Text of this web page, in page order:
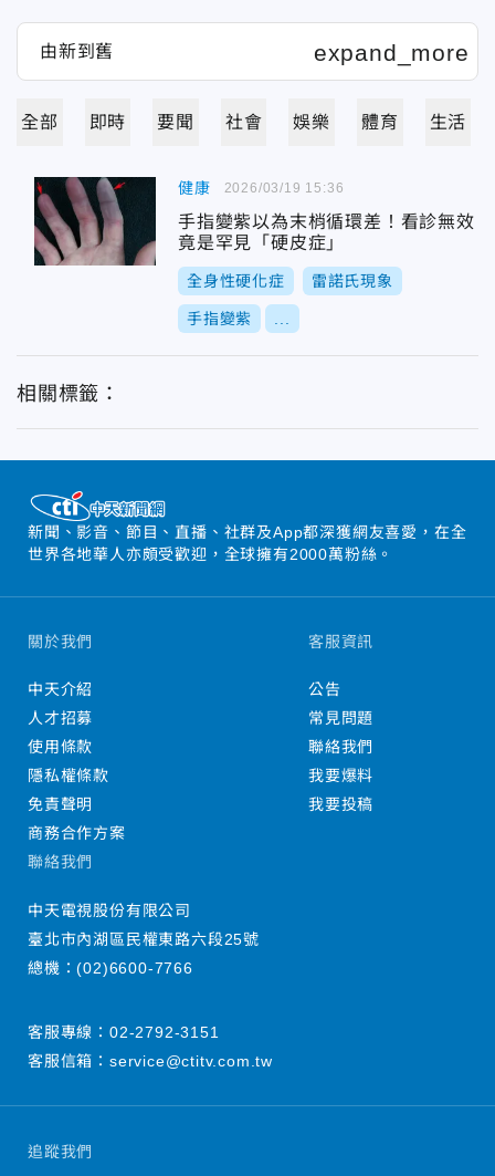
全部 即時 要聞 社會 娛樂 體育 生活
健康
手指變紫以為末梢循環差！看診無效
竟是罕見「硬皮症」
全身性硬化症 雷諾氏現象
手指變紫
2026/03/19 15:36
相關標籤：
新聞、影音、節目、直播、社群及App都深獲網友喜愛，在全
世界各地華人亦頗受歡迎，全球擁有2000萬粉絲。
追蹤我們
關於我們
中天介紹
人才招募
使用條款
隱私權條款
免責聲明
商務合作方案
客服資訊
公告
常見問題
聯絡我們
我要爆料
我要投稿
聯絡我們
中天電視股份有限公司
臺北市內湖區民權東路六段25號
總機：(02)6600-7766
客服專線： 02-2792-3151
客服信箱： service@ctitv.com.tw